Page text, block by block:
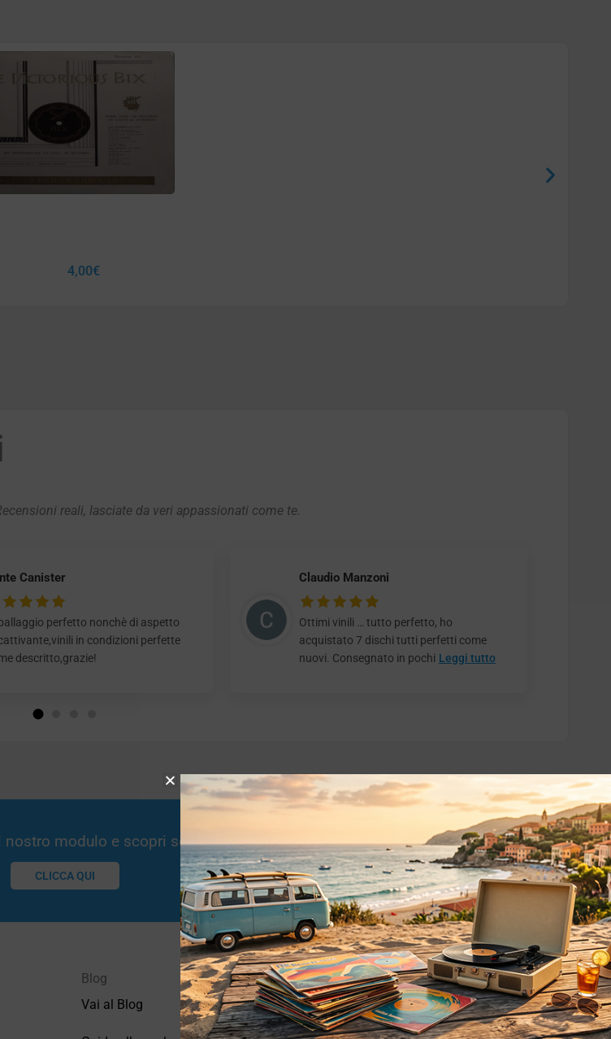
4,00€
reali, lasciate da veri appassionati come te.
Canister
perfetto nonchè di aspetto
in condizioni perfette
descritto,grazie!
Claudio Manzoni
Ottimi vinili … tutto perfetto, ho
acquistato 7 dischi tutti perfetti come
nuovi. Consegnato in pochi Leggi tutto
modulo e scopri se potremmo essere interessati!
CLICCA QUI
Blog
Vai al Blog
Privacy
Privacy Policy